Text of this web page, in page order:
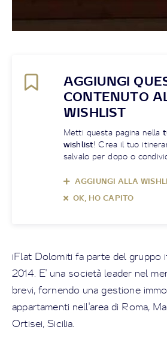
AGGIUNGI
CONTENUTO
WISHLIST
Metti questa pagina nella
wishlist! Crea il tuo
salvalo per dopo o
AGGIUNGI ALLA
OK, HO CAPITO
iFlat Dolomiti fa parte del gruppo
2014. E' una società leader nel
brevi, fornendo una gestione
appartamenti nell'area di Roma,
Ortisei, Sicilia.